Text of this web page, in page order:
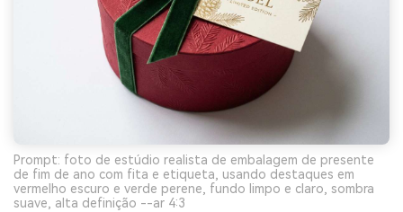
Prompt: foto de estúdio realista de embalagem de presente
de fim de ano com fita e etiqueta, usando destaques em
vermelho escuro e verde perene, fundo limpo e claro, sombra
suave, alta definição --ar 4:3